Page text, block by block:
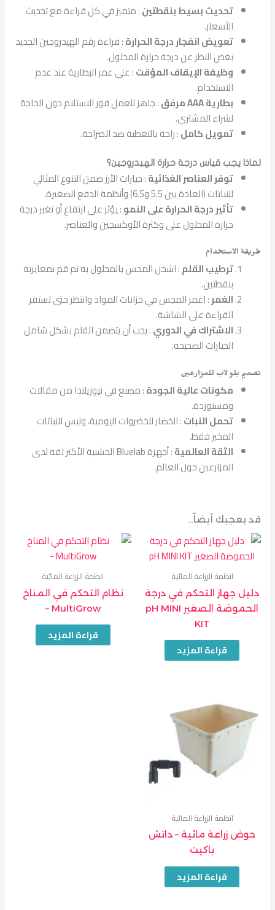
تحديث بسيط بنقطتين: متميز في كل قراءة مع تحديث
الأسعار.
تعويض انفجار درجة الحرارة: قراءة رقم الهيدروجين الجديد
بغض النظر عن درجة حرارة المحلول.
وظيفة الإيقاف المؤقت: على عمر البطارية عند عدم
الاستخدام.
بطاريةAAAمرفق: جاهز للعمل فور الاستلام دون الحاجة
لشراء المشتري.
تمويل كامل: راحة بالتغطية ضد الصراحة.
لماذا يجب قياس درجة حرارة الهيدروجين؟
توفر العناصر الغذائية: خيارات الأرز ضمن التنوع المثالي
للنباتات (العادة بين 5.5 و6.5) وأنظمة الدفع الصغيرة.
تأثير درجة الحرارة على النمو: يؤثر على ارتفاع أو تغير درجة
حرارة المحلول على وكثرة الأوكسجين والعناصر.
طريقة الاستخدام
ترطيب القلم: اشحن المجس بالمحلول به ثم قم بمعايرته
بنقطتين.
الغمر: اغمر المجس في خزانات المواد وانتظر حتى تستقر
القراءة على الشاشة.
الاشتراك في الدوري: يجب أن يتضمن القلم بشكل شامل
الخيارات الصحيحة.
تصميم بلو لاب للمزارعين
مكونات عالية الجودة: مصنع في نيوزيلندا من مقالات
ومستوردة.
تحمل النبات: الخضار للخضروات اليومية، وليس للنباتات
المخبر فقط.
الثقة العالمية
: أجهزة Bluelab الخشبية الأكثر ثقة لدى
المزارعين حول العالم.
قد يعجبك أيضاً…
انظمة الزراعة المائية
دليل جهاز التحكم في درجة
الحموضة الصغير pH MINI
KIT
قراءة المزيد
انظمة الزراعة المائية
نظام التحكم في المناخ
MultiGrow –
قراءة المزيد
انظمة الزراعة المائية
حوض زراعة مائية – داتش
باكيت
قراءة المزيد